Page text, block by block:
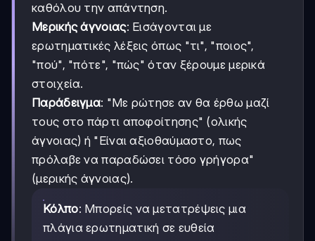
καθόλου την απάντηση.
Μερικής άγνοιας: Εισάγονται με
ερωτηματικές λέξεις όπως "τι", "ποιος",
"πού", "πότε", "πώς" όταν ξέρουμε μερικά
στοιχεία.
Παράδειγμα: "Με ρώτησε αν θα έρθω μαζί
τους στο πάρτι αποφοίτησης" (ολικής
άγνοιας) ή "Είναι αξιοθαύμαστο, πως
πρόλαβε να παραδώσει τόσο γρήγορα"
(μερικής άγνοιας).
Κόλπο: Μπορείς να μετατρέψεις μια
πλάγια ερωτηματική σε ευθεία